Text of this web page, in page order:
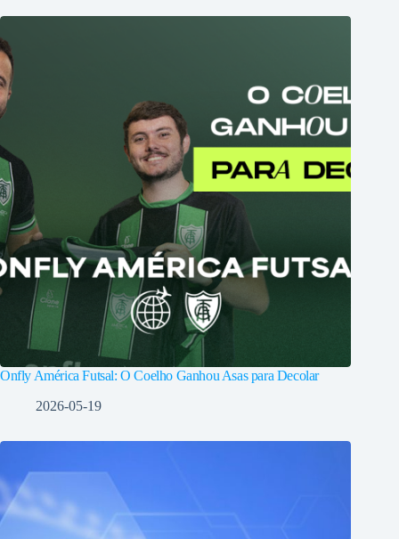
Onfly América Futsal: O Coelho Ganhou Asas para Decolar
2026-05-19